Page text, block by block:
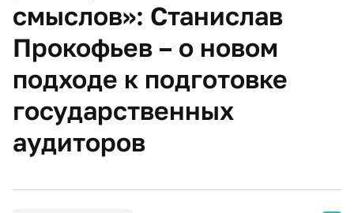
смыслов»: Станислав
Прокофьев – о новом
подходе к подготовке
государственных
аудиторов